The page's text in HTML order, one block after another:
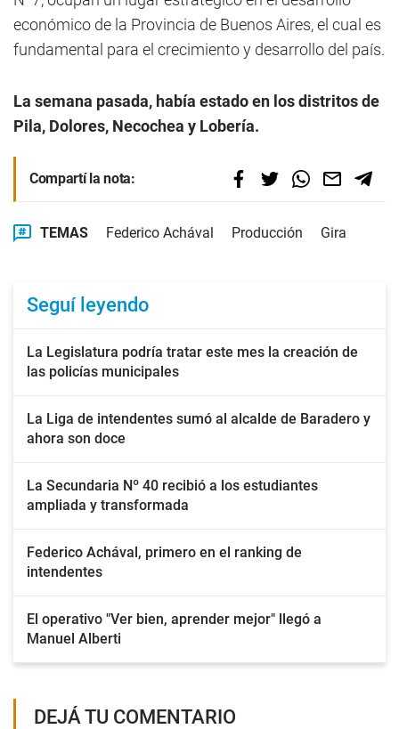
económico de la Provincia de Buenos Aires, el cual es
fundamental para el crecimiento y desarrollo del país.
La semana pasada, había estado en los distritos de
Pila, Dolores, Necochea y Lobería.
Compartí la nota:
TEMAS Federico Achával Producción Gira
Seguí leyendo
La Legislatura podría tratar este mes la creación de
las policías municipales
La Liga de intendentes sumó al alcalde de Baradero y
ahora son doce
La Secundaria Nº 40 recibió a los estudiantes
ampliada y transformada
Federico Achával, primero en el ranking de
intendentes
El operativo "Ver bien, aprender mejor" llegó a
Manuel Alberti
DEJÁ TU COMENTARIO